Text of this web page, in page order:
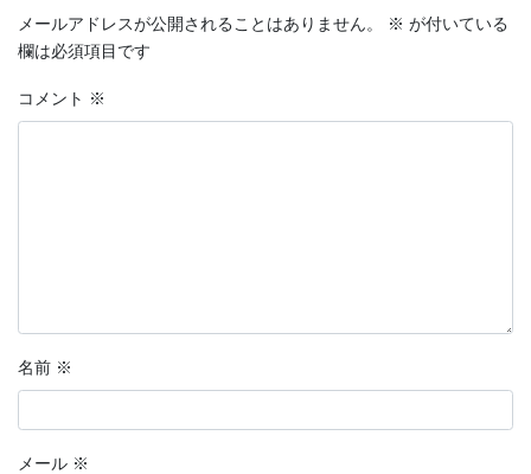
メールアドレスが公開されることはありません。 ※ が付いている
欄は必須項目です
コメント ※
名前 ※
メール ※